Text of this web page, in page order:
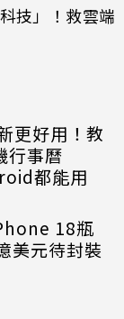
技」！救雲端
更好用！教
行事曆
都能用
18瓶
美元待封裝